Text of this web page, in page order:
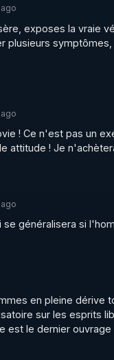
Publication CAP
wp-content/
problème édition
sont-ils dans
wp-content/
en
en cas de
sur Youtube :
exposes la vraie
plusieurs
! Ce n'est pas un
attitude ! Je
généralisera si
en pleine dérive
sur les esprits
est le dernier